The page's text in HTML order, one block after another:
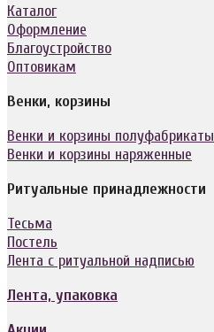
Каталог
Оформление
Благоустройство
Оптовикам
Венки, корзины
Венки и корзины полуфабрикаты
Венки и корзины наряженные
Ритуальные принадлежности
Тесьма
Постель
Лента с ритуальной надписью
Лента, упаковка